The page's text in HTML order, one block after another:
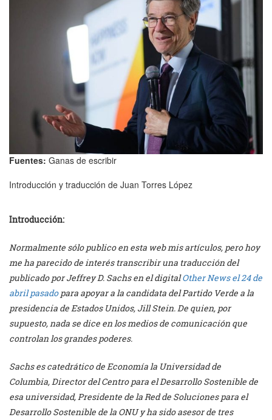
Fuentes: Ganas de escribir
Introducción y traducción de Juan Torres López
Introducción:
Normalmente sólo publico en esta web mis artículos, pero hoy
me ha parecido de interés transcribir una traducción del
publicado por Jeffrey D. Sachs en el digitalOther News el 24 de
abril pasadopara apoyar a la candidata del Partido Verde a la
presidencia de Estados Unidos, Jill Stein. De quien, por
supuesto, nada se dice en los medios de comunicación que
controlan los grandes poderes.
Sachs es catedrático de Economía la Universidad de
Columbia, Director del Centro para el Desarrollo Sostenible de
esa universidad, Presidente de la Red de Soluciones para el
Desarrollo Sostenible de la ONU y ha sido asesor de tres